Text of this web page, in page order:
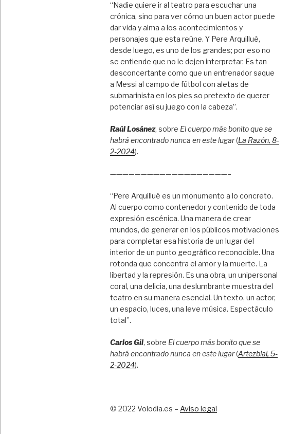
“Nadie quiere ir al teatro para escuchar una
crónica, sino para ver cómo un buen actor puede
dar vida y alma a los acontecimientos y
personajes que esta reúne. Y Pere Arquillué,
desde luego, es uno de los grandes; por eso no
se entiende que no le dejen interpretar. Es tan
desconcertante como que un entrenador saque
a Messi al campo de fútbol con aletas de
submarinista en los pies so pretexto de querer
potenciar así su juego con la cabeza”.
Raúl Losánez, sobre El cuerpo más bonito que se
habrá encontrado nunca en este lugar(La Razón, 8-
2-2024).
———————————————————–
“Pere Arquillué es un monumento a lo concreto.
Al cuerpo como contenedor y contenido de toda
expresión escénica. Una manera de crear
mundos, de generar en los públicos motivaciones
para completar esa historia de un lugar del
interior de un punto geográfico reconocible. Una
rotonda que concentra el amor y la muerte. La
libertad y la represión. Es una obra, un unipersonal
coral, una delicia, una deslumbrante muestra del
teatro en su manera esencial. Un texto, un actor,
un espacio, luces, una leve música. Espectáculo
total”.
Carlos Gil, sobre El cuerpo más bonito que se
habrá encontrado nunca en este lugar(Artezblai, 5-
2-2024).
© 2022 Volodia.es – Aviso legal